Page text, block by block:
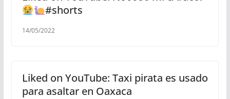
#shorts
14/05/2022
Liked on YouTube: Taxi pirata es usado
para asaltar en Oaxaca